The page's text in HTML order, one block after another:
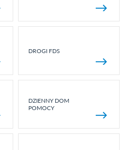
DROGI FDS
DZIENNY DOM
POMOCY